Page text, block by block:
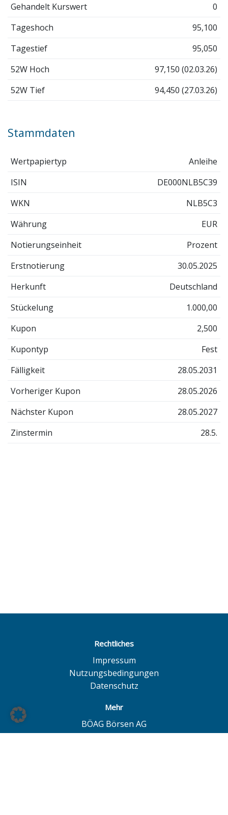
Gehandelt Kurswert
0
Tageshoch
95,100
Tagestief
95,050
52W Hoch
97,150 (02.03.26)
52W Tief
94,450 (27.03.26)
Stammdaten
Wertpapiertyp
Anleihe
ISIN
DE000NLB5C39
WKN
NLB5C3
Währung
EUR
Notierungseinheit
Prozent
Erstnotierung
30.05.2025
Herkunft
Deutschland
Stückelung
1.000,00
Kupon
2,500
Kupontyp
Fest
Fälligkeit
28.05.2031
Vorheriger Kupon
28.05.2026
Nächster Kupon
28.05.2027
Zinstermin
28.5.
Rechtliches
Impressum
Nutzungsbedingungen
Datenschutz
Mehr
BÖAG Börsen AG
Börse Hamburg